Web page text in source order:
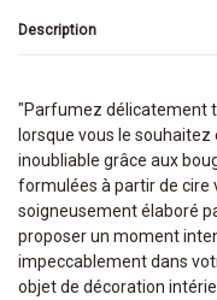
Description
"Parfumez délicatement
lorsque vous le
inoubliable grâce aux
formulées à partir de
soigneusement élaboré
proposer un moment
impeccablement dans
objet de décoration